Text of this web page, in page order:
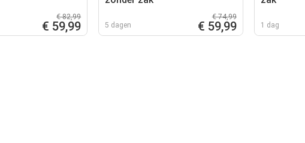
€ 82,99
€ 59,99 5 dagen
€ 74,99
€ 59,99 1 dag